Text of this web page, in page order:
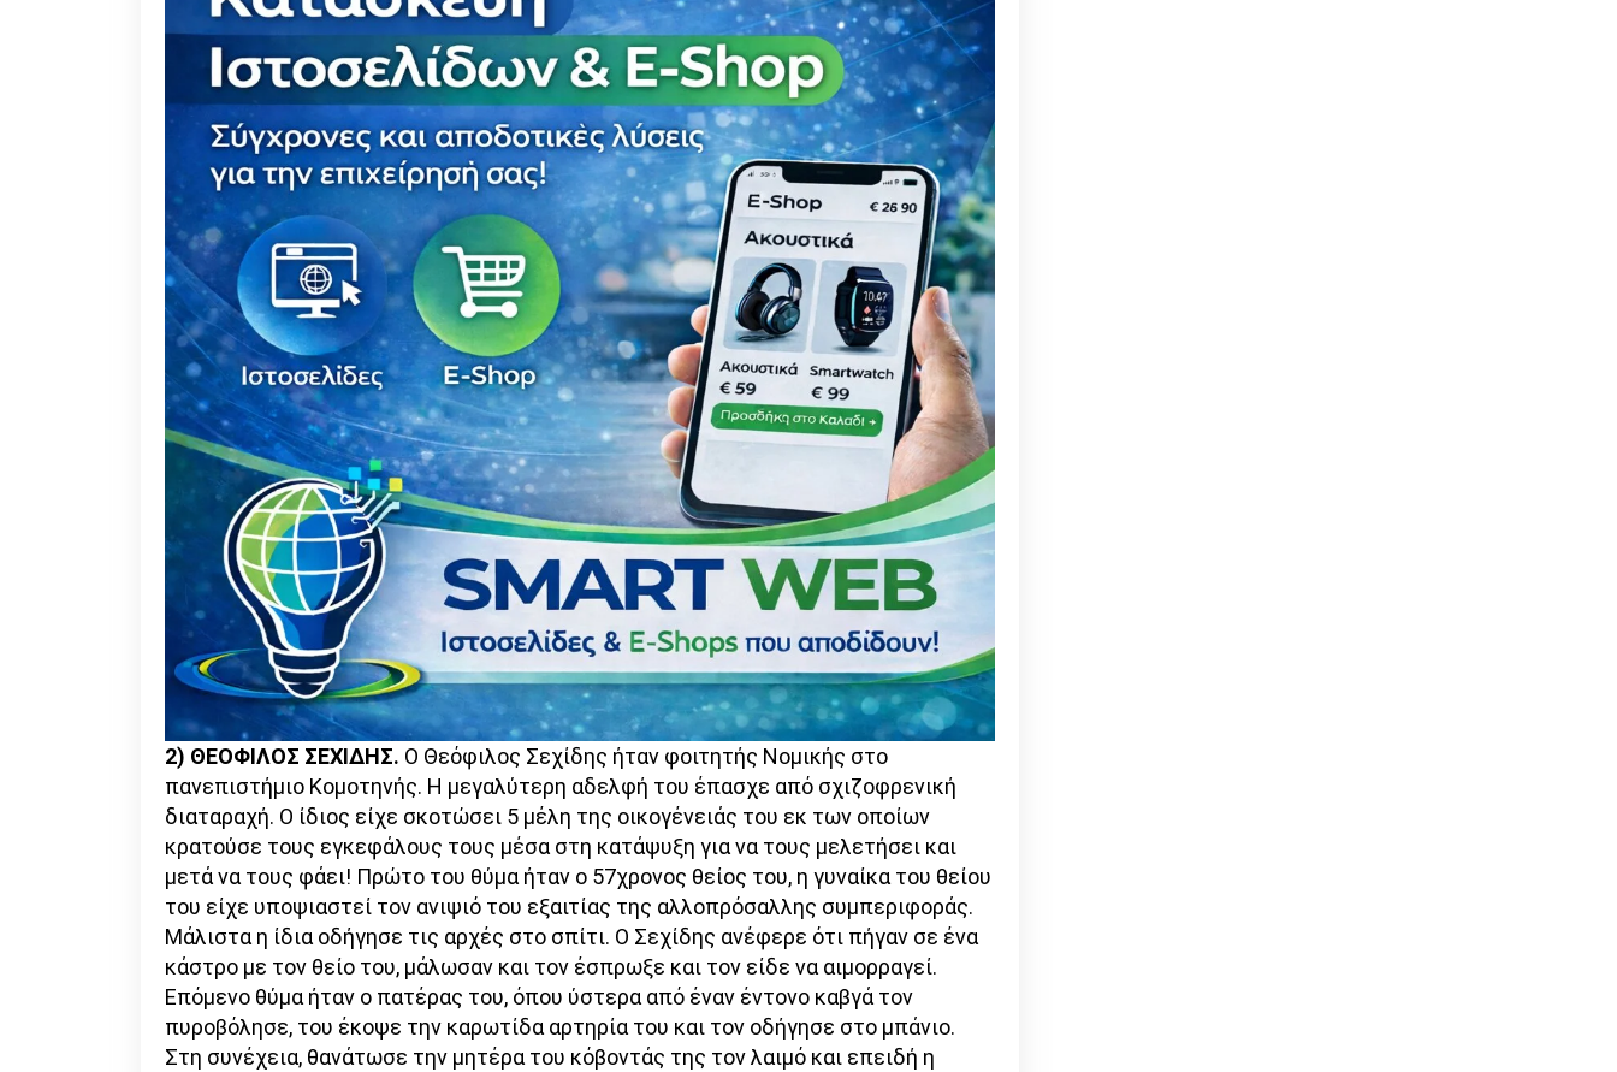
2) ΘΕΟΦΙΛΟΣ ΣΕΧΙΔΗΣ. Ο Θεόφιλος Σεχίδης ήταν φοιτητής Νομικής στο
πανεπιστήμιο Κομοτηνής. Η μεγαλύτερη αδελφή του έπασχε από σχιζοφρενική
διαταραχή. Ο ίδιος είχε σκοτώσει 5 μέλη της οικογένειάς του εκ των οποίων
κρατούσε τους εγκεφάλους τους μέσα στη κατάψυξη για να τους μελετήσει και
μετά να τους φάει! Πρώτο του θύμα ήταν ο 57χρονος θείος του, η γυναίκα του θείου
του είχε υποψιαστεί τον ανιψιό του εξαιτίας της αλλοπρόσαλλης συμπεριφοράς.
Μάλιστα η ίδια οδήγησε τις αρχές στο σπίτι. Ο Σεχίδης ανέφερε ότι πήγαν σε ένα
κάστρο με τον θείο του, μάλωσαν και τον έσπρωξε και τον είδε να αιμορραγεί.
Επόμενο θύμα ήταν ο πατέρας του, όπου ύστερα από έναν έντονο καβγά τον
πυροβόλησε, του έκοψε την καρωτίδα αρτηρία του και τον οδήγησε στο μπάνιο.
Στη συνέχεια, θανάτωσε την μητέρα του κόβοντάς της τον λαιμό και επειδή η